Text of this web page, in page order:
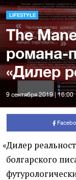
LIFESTYLE
The
романа-
«Дилер
9 сентября 2019 | 16:00
«Дилер
болгарского